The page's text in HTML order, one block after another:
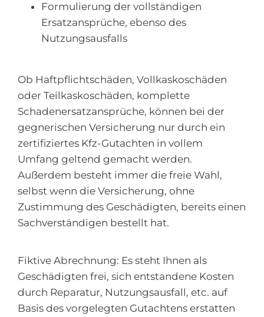
Formulierung der vollständigen
Ersatzansprüche, ebenso des
Nutzungsausfalls
Ob Haftpflichtschäden, Vollkaskoschäden
oder Teilkaskoschäden, komplette
Schadenersatzansprüche, können bei der
gegnerischen Versicherung nur durch ein
zertifiziertes Kfz-Gutachten in vollem
Umfang geltend gemacht werden.
Außerdem besteht immer die freie Wahl,
selbst wenn die Versicherung, ohne
Zustimmung des Geschädigten, bereits einen
Sachverständigen bestellt hat.
Fiktive Abrechnung: Es steht Ihnen als
Geschädigten frei, sich entstandene Kosten
durch Reparatur, Nutzungsausfall, etc. auf
Basis des vorgelegten Gutachtens erstatten